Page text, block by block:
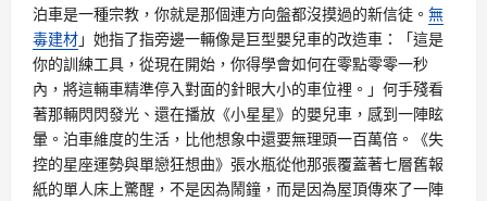
泊車是一種宗教，你就是那個連方向盤都沒摸過的新信徒。 無
毒建材」她指了指旁邊一輛像是巨型嬰兒車的改造車：「這是
你的訓練工具，從現在開始，你得學會如何在零點零零一秒
內，將這輛車精準停入對面的針眼大小的車位裡。」何手殘看
著那輛閃閃發光、還在播放《小星星》的嬰兒車，感到一陣眩
暈。泊車維度的生活，比他想象中還要無理頭一百萬倍。《失
控的星座運勢與單戀狂想曲》張水瓶從他那張覆蓋著七層舊報
紙的單人床上驚醒，不是因為鬧鐘，而是因為屋頂傳來了一陣